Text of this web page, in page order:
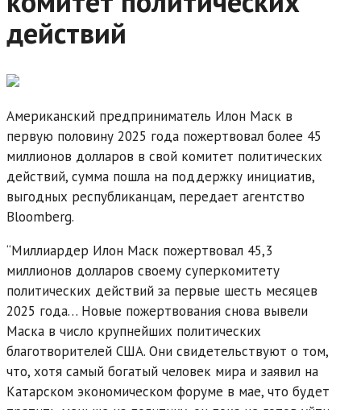
действий
Американский предприниматель Илон Маск в
первую половину 2025 года пожертвовал более 45
миллионов долларов в свой комитет политических
действий, сумма пошла на поддержку инициатив,
выгодных республиканцам, передает агентство
Bloomberg.
“Миллиардер Илон Маск пожертвовал 45,3
миллионов долларов своему суперкомитету
политических действий за первые шесть месяцев
2025 года… Новые пожертвования снова вывели
Маска в число крупнейших политических
благотворителей США. Они свидетельствуют о том,
что, хотя самый богатый человек мира и заявил на
Катарском экономическом форуме в мае, что будет